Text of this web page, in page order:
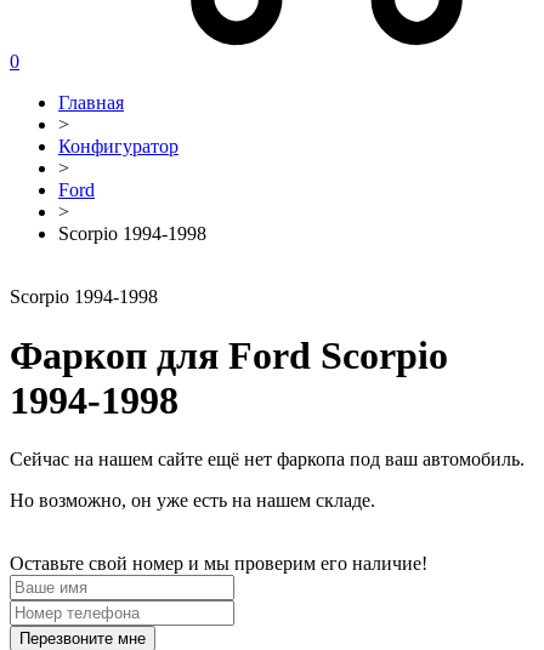
0
Главная
>
Конфигуратор
>
Ford
>
Scorpio 1994-1998
Scorpio 1994-1998
Фаркоп для Ford Scorpio
1994-1998
Сейчас на нашем сайте ещё нет фаркопа под ваш автомобиль.
Но возможно, он уже есть на нашем складе.
Оставьте свой номер и мы проверим его наличие!
Перезвоните мне